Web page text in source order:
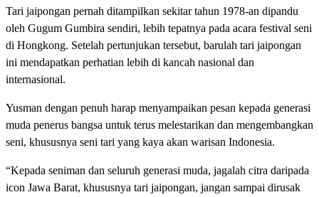
Tari jaipongan pernah ditampilkan sekitar tahun 1978-an dipandu
oleh Gugum Gumbira sendiri, lebih tepatnya pada acara festival seni
di Hongkong. Setelah pertunjukan tersebut, barulah tari jaipongan
ini mendapatkan perhatian lebih di kancah nasional dan
internasional.
Yusman dengan penuh harap menyampaikan pesan kepada generasi
muda penerus bangsa untuk terus melestarikan dan mengembangkan
seni, khususnya seni tari yang kaya akan warisan Indonesia.
“Kepada seniman dan seluruh generasi muda, jagalah citra daripada
icon Jawa Barat, khususnya tari jaipongan, jangan sampai dirusak